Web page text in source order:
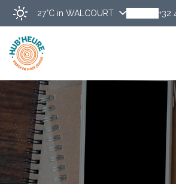
27°C in WALCOURT +32